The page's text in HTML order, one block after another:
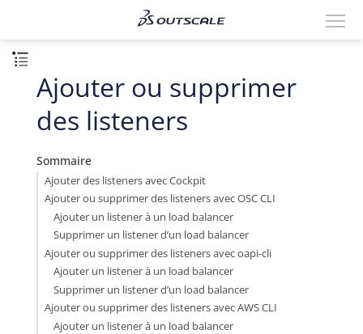
Ajouter ou supprimer
des listeners
Sommaire
Ajouter des listeners avec Cockpit
Ajouter ou supprimer des listeners avec OSC CLI
Ajouter un listener à un load balancer
Supprimer un listener d’un load balancer
Ajouter ou supprimer des listeners avec oapi-cli
Ajouter un listener à un load balancer
Supprimer un listener d’un load balancer
Ajouter ou supprimer des listeners avec AWS CLI
Ajouter un listener à un load balancer